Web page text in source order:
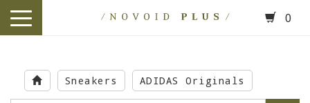
main
toggle
0
Sneakers ADIDAS Originals